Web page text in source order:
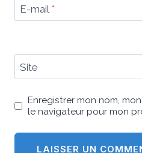
E-mail *
Site
Enregistrer mon nom,
le navigateur pour mon